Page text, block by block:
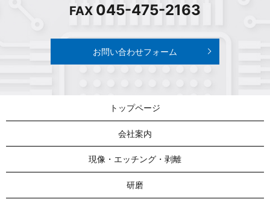
FAX 045-475-2163
お問い合わせフォーム
トップページ
会社案内
現像・エッチング・剥離
研磨